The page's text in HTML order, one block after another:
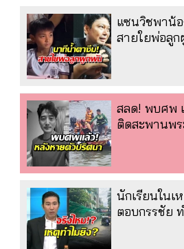
แซนวิชพาน้อ
สายใยพ่อลู
สลด! พบศพ
ติดสะพานพร
นักเรียนในเ
ตอบกรรชัย